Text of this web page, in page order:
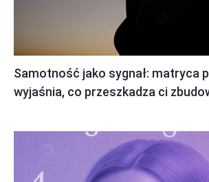
Samotność jako sygnał: matryca
wyjaśnia, co przeszkadza ci